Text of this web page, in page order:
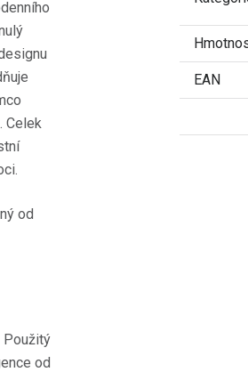
Celek
Použitý
od
EAN